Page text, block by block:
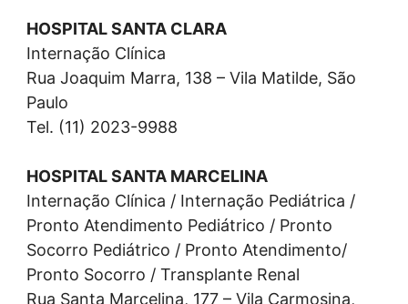
HOSPITAL SANTA CLARA
Internação Clínica
Rua Joaquim Marra, 138 – Vila Matilde, São
Paulo
Tel. (11) 2023-9988
HOSPITAL SANTA MARCELINA
Internação Clínica / Internação Pediátrica /
Pronto Atendimento Pediátrico / Pronto
Socorro Pediátrico / Pronto Atendimento/
Pronto Socorro / Transplante Renal
Rua Santa Marcelina, 177 – Vila Carmosina,